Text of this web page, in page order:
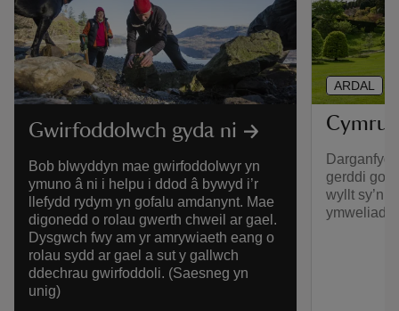
Gwirfoddolwch gyda ni
Bob blwyddyn mae gwirfoddolwyr yn
ymuno â ni i helpu i ddod â bywyd i’r
llefydd rydym yn gofalu amdanynt. Mae
digonedd o rolau gwerth chweil ar gael.
Dysgwch fwy am yr amrywiaeth eang o
rolau sydd ar gael a sut y gallwch
ddechrau gwirfoddoli. (Saesneg yn
unig)
Cymru
gerddi
wyllt sy’n
ymweliad
ARDAL